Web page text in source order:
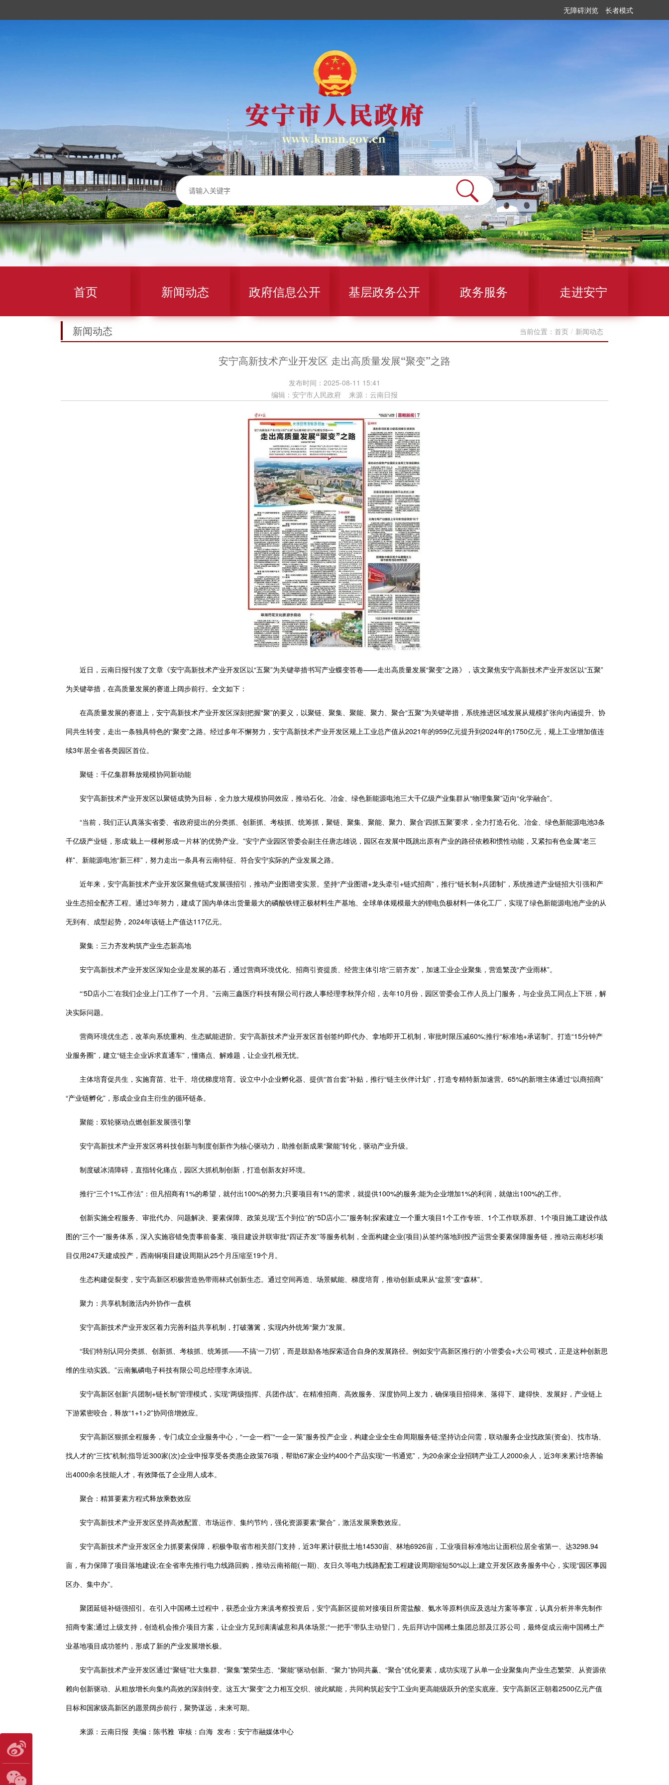
无障碍浏览 长者模式
首页 新闻动态 政府信息公开 基层政务公开 政务服务 走进安宁
新闻动态 当前位置： 首页 / 新闻动态
安宁高新技术产业开发区 走出高质量发展“聚变”之路
发布时间：2025-08-11 15:41
编辑：安宁市人民政府 来源：云南日报
近日，云南日报刊发了文章《安宁高新技术产业开发区以“五聚”为关键举措书写产业蝶变答卷——走出高质量发展“聚变”之路》，该文聚焦安宁高新技术产业开发区以“五聚”
为关键举措，在高质量发展的赛道上阔步前行。全文如下：
在高质量发展的赛道上，安宁高新技术产业开发区深刻把握“聚”的要义，以聚链、聚集、聚能、聚力、聚合“五聚”为关键举措，系统推进区域发展从规模扩张向内涵提升、协
同共生转变，走出一条独具特色的“聚变”之路。经过多年不懈努力，安宁高新技术产业开发区规上工业总产值从2021年的959亿元提升到2024年的1750亿元，规上工业增加值连
续3年居全省各类园区首位。
聚链：千亿集群释放规模协同新动能
安宁高新技术产业开发区以聚链成势为目标，全力放大规模协同效应，推动石化、冶金、绿色新能源电池三大千亿级产业集群从“物理集聚”迈向“化学融合”。
“当前，我们正认真落实省委、省政府提出的分类抓、创新抓、考核抓、统筹抓，聚链、聚集、聚能、聚力、聚合‘四抓五聚’要求，全力打造石化、冶金、绿色新能源电池3条
千亿级产业链，形成‘栽上一棵树形成一片林’的优势产业。”安宁产业园区管委会副主任唐志雄说，园区在发展中既跳出原有产业的路径依赖和惯性动能，又紧扣有色金属“老三
样”、新能源电池“新三样”，努力走出一条具有云南特征、符合安宁实际的产业发展之路。
近年来，安宁高新技术产业开发区聚焦链式发展强招引，推动产业图谱变实景。坚持“产业图谱+龙头牵引+链式招商”，推行“链长制+兵团制”，系统推进产业链招大引强和产
业生态招全配齐工程。通过3年努力，建成了国内单体出货量最大的磷酸铁锂正极材料生产基地、全球单体规模最大的锂电负极材料一体化工厂，实现了绿色新能源电池产业的从
无到有、成型起势，2024年该链上产值达117亿元。
聚集：三力齐发构筑产业生态新高地
安宁高新技术产业开发区深知企业是发展的基石，通过营商环境优化、招商引资提质、经营主体引培“三箭齐发”，加速工业企业聚集，营造繁茂“产业雨林”。
“‘5D店小二’在我们企业上门工作了一个月。”云南三鑫医疗科技有限公司行政人事经理李秋萍介绍，去年10月份，园区管委会工作人员上门服务，与企业员工同点上下班，解
决实际问题。
营商环境优生态，改革向系统重构、生态赋能进阶。安宁高新技术产业开发区首创签约即代办、拿地即开工机制，审批时限压减60%;推行“标准地+承诺制”。打造“15分钟产
业服务圈”，建立“链主企业诉求直通车”，懂痛点、解难题，让企业扎根无忧。
主体培育促共生，实施育苗、壮干、培优梯度培育。设立中小企业孵化器、提供“首台套”补贴，推行“链主伙伴计划”，打造专精特新加速营。65%的新增主体通过“以商招商”
“产业链孵化”，形成企业自主衍生的循环链条。
聚能：双轮驱动点燃创新发展强引擎
安宁高新技术产业开发区将科技创新与制度创新作为核心驱动力，助推创新成果“聚能”转化，驱动产业升级。
制度破冰清障碍，直指转化痛点，园区大抓机制创新，打造创新友好环境。
推行“三个1%工作法”：但凡招商有1%的希望，就付出100%的努力;只要项目有1%的需求，就提供100%的服务;能为企业增加1%的利润，就做出100%的工作。
创新实施全程服务、审批代办、问题解决、要素保障、政策兑现“五个到位”的“5D店小二”服务制;探索建立一个重大项目1个工作专班、1个工作联系群、1个项目施工建设作战
图的“三个一”服务体系，深入实施容错免责事前备案、项目建设并联审批“四证齐发”等服务机制，全面构建企业(项目)从签约落地到投产运营全要素保障服务链，推动云南杉杉项
目仅用247天建成投产，西南铜项目建设周期从25个月压缩至19个月。
生态构建促裂变，安宁高新区积极营造热带雨林式创新生态。通过空间再造、场景赋能、梯度培育，推动创新成果从“盆景”变“森林”。
聚力：共享机制激活内外协作一盘棋
安宁高新技术产业开发区着力完善利益共享机制，打破藩篱，实现内外统筹“聚力”发展。
“我们特别认同分类抓、创新抓、考核抓、统筹抓——不搞‘一刀切’，而是鼓励各地探索适合自身的发展路径。例如安宁高新区推行的‘小管委会+大公司’模式，正是这种创新思
维的生动实践。”云南氟磷电子科技有限公司总经理李永涛说。
安宁高新区创新“兵团制+链长制”管理模式，实现“两级指挥、兵团作战”。在精准招商、高效服务、深度协同上发力，确保项目招得来、落得下、建得快、发展好，产业链上
下游紧密咬合，释放“1+1>2”协同倍增效应。
安宁高新区狠抓全程服务，专门成立企业服务中心，“一企一档”“一企一策”服务投产企业，构建企业全生命周期服务链;坚持访企问需，联动服务企业找政策(资金)、找市场、
找人才的“三找”机制;指导近300家(次)企业申报享受各类惠企政策76项，帮助67家企业约400个产品实现“一书通览”，为20余家企业招聘产业工人2000余人，近3年来累计培养输
出4000余名技能人才，有效降低了企业用人成本。
聚合：精算要素方程式释放乘数效应
安宁高新技术产业开发区坚持高效配置、市场运作、集约节约，强化资源要素“聚合”，激活发展乘数效应。
安宁高新技术产业开发区全力抓要素保障，积极争取省市相关部门支持，近3年累计获批土地14530亩、林地6926亩，工业项目标准地出让面积位居全省第一、达3298.94
亩，有力保障了项目落地建设;在全省率先推行电力线路回购，推动云南裕能(一期)、友日久等电力线路配套工程建设周期缩短50%以上;建立开发区政务服务中心，实现“园区事园
区办、集中办”。
聚团延链补链强招引。在引入中国稀土过程中，获悉企业方来滇考察投资后，安宁高新区提前对接项目所需盐酸、氨水等原料供应及选址方案等事宜，认真分析并率先制作
招商专案;通过上级支持，创造机会推介项目方案，让企业方见到满满诚意和具体场景;“一把手”带队主动登门，先后拜访中国稀土集团总部及江苏公司，最终促成云南中国稀土产
业基地项目成功签约，形成了新的产业发展增长极。
安宁高新技术产业开发区通过“聚链”壮大集群、“聚集”繁荣生态、“聚能”驱动创新、“聚力”协同共赢、“聚合”优化要素，成功实现了从单一企业聚集向产业生态繁荣、从资源依
赖向创新驱动、从粗放增长向集约高效的深刻转变。这五大“聚变”之力相互交织、彼此赋能，共同构筑起安宁工业向更高能级跃升的坚实底座。安宁高新区正朝着2500亿元产值
目标和国家级高新区的愿景阔步前行，聚势谋远，未来可期。
来源：云南日报 美编：陈书雅 审核：白海 发布：安宁市融媒体中心